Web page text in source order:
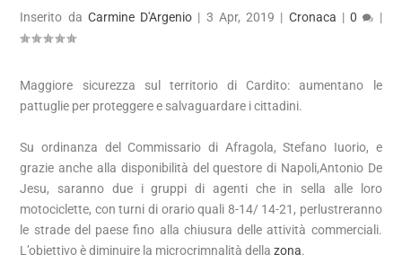
Inserito da Carmine D'Argenio | 3 Apr, 2019 | Cronaca |0 |
Maggiore sicurezza sul territorio di Cardito: aumentano le
pattuglie per proteggere e salvaguardare i cittadini.
Su ordinanza del Commissario di Afragola, Stefano Iuorio, e
grazie anche alla disponibilità del questore di Napoli,Antonio De
Jesu, saranno due i gruppi di agenti che in sella alle loro
motociclette, con turni di orario quali 8-14/ 14-21, perlustreranno
le strade del paese fino alla chiusura delle attività commerciali.
L’obiettivo è diminuire la microcrimnalità dellazona.